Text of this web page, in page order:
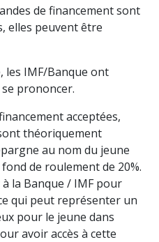
de financement sont
elles peuvent être
les IMF/Banque ont
prononcer.
acceptées,
théoriquement
au nom du jeune
de roulement de 20%.
la Banque / IMF pour
qui peut représenter un
pour le jeune dans
avoir accès à cette